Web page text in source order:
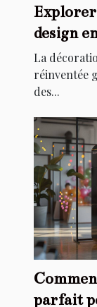
Explorer
design
la
La
réinventée
des...
parfait